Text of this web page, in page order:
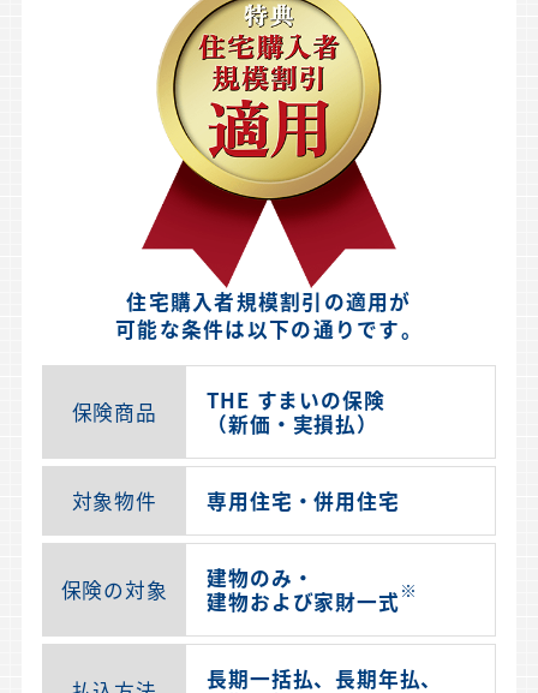
住宅購入者規模割引の適用が
可能な条件は以下の通りです。
保険商品
THE すまいの保険
（新価・実損払）
対象物件 専用住宅・併用住宅
保険の対象
建物のみ・
建物および家財一式※
長期一括払、長期年払、